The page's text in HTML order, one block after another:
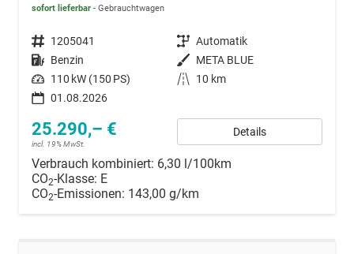
sofort lieferbar Gebrauchtwagen
Fahrzeugnummer 1205041 Getriebe Automatik
Kraftstoff Benzin Außenfarbe META BLUE
Leistung 110 kW (150 PS) Kilometerstand
10 km
01.08.2026
25.290,– €
incl. 19% MwSt.
Details
Verbrauch kombiniert: 6,30 l/100km
CO2-Klasse: E
CO2-Emissionen: 143,00 g/km